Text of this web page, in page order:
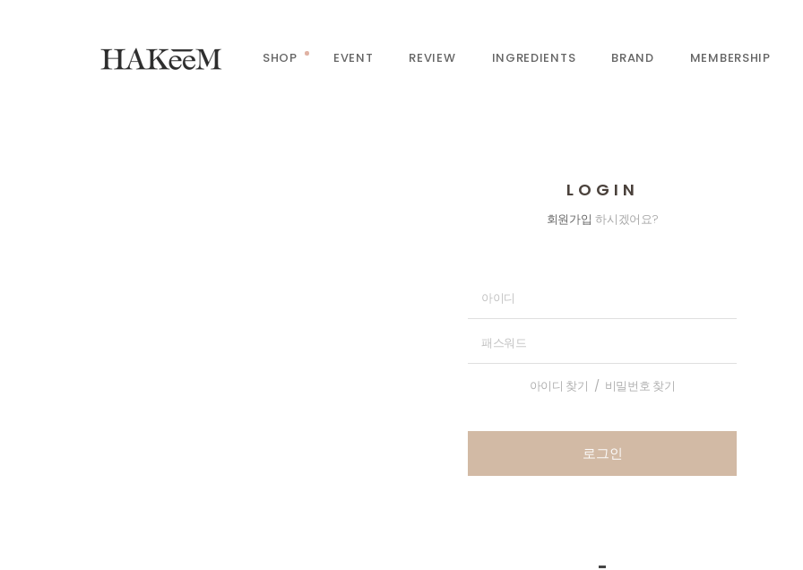
SHOP EVENT REVIEW INGREDIENTS BRAND MEMBERSHIP
LOGIN
회원가입 하시겠어요?
아이디 찾기 / 비밀번호 찾기
로그인